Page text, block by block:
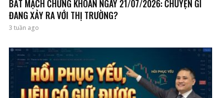
BẮT MẠCH CHỨNG KHOÁN NGÀY 21/07/2026: CHUYỆN GÌ
ĐANG XẢY RA VỚI THỊ TRƯỜNG?
3 tuần ago